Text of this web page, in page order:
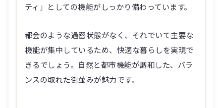
ティ」としての機能がしっかり備わっています。
都会のような過密状態がなく、それでいて主要な
機能が集中しているため、快適な暮らしを実現で
きるでしょう。自然と都市機能が調和した、バラ
ンスの取れた街並みが魅力です。